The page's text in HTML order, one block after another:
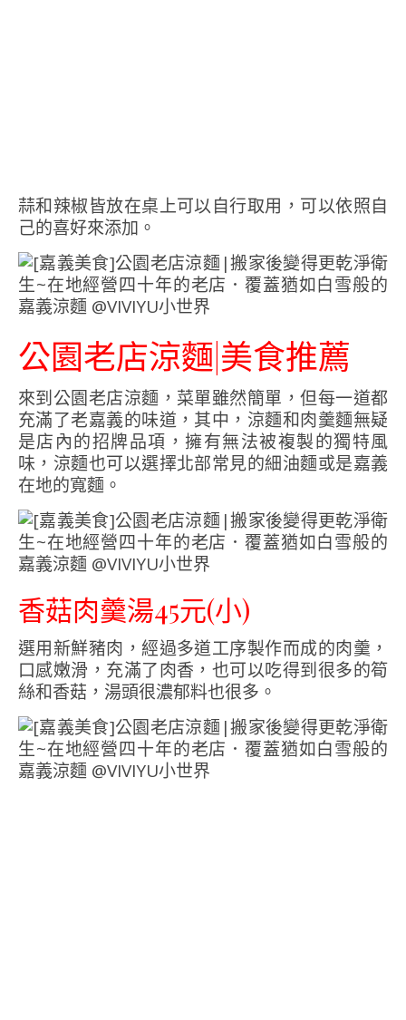
蒜和辣椒皆放在桌上可以自行取用，可以依照自
己的喜好來添加。
公園老店涼麵|美食推薦
來到公園老店涼麵，菜單雖然簡單，但每一道都
充滿了老嘉義的味道，其中，涼麵和肉羹麵無疑
是店內的招牌品項，擁有無法被複製的獨特風
味，涼麵也可以選擇北部常見的細油麵或是嘉義
在地的寬麵。
香菇肉羹湯45元(小)
選用新鮮豬肉，經過多道工序製作而成的肉羹，
口感嫩滑，充滿了肉香，也可以吃得到很多的筍
絲和香菇，湯頭很濃郁料也很多。